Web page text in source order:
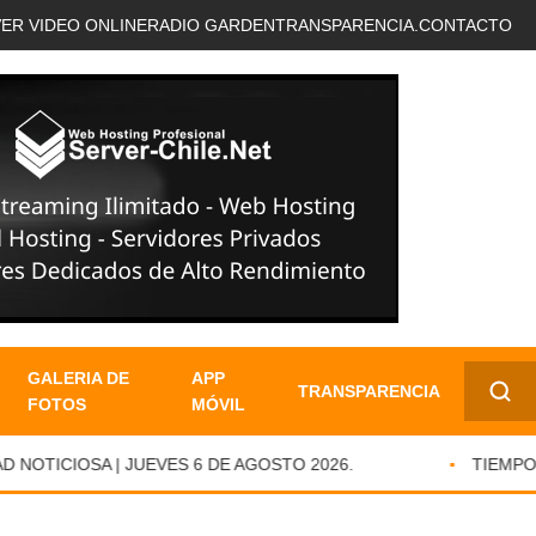
VIDEO ONLINERADIO GARDENTRANSPARENCIA. CONTACTO
GALERIA DE
FOTOS
APP
MÓVIL
TRANSPARENCIA
✕
| JUEVES 6 DE AGOSTO 2026. TIEMPO